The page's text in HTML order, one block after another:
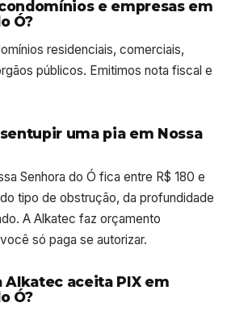
e empresas em
Ó?
residenciais, comerciais,
públicos. Emitimos nota fiscal e
uma pia em Nossa
Senhora do Ó fica entre R$ 180 e
tipo de obstrução, da profundidade
A Alkatec faz orçamento
só paga se autorizar.
Alkatec aceita PIX em
Ó?